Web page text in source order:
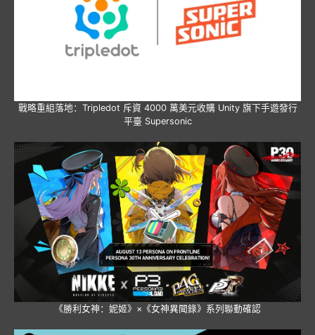
戰略重組落地：Tripledot 斥資 4000 萬美元收購 Unity 旗下手遊發行
平臺 Supersonic
《勝利女神：妮姬》×《女神異聞錄》系列聯動確認